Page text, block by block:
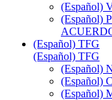
(Español)
(Español)
(Español) TFG
(Español) TFG
(Español)
(Español)
(Español)